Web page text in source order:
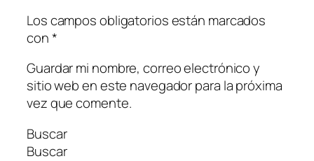
Los campos obligatorios están marcados
con *
Guardar mi nombre, correo electrónico y
sitio web en este navegador para la próxima
vez que comente.
Buscar
Buscar